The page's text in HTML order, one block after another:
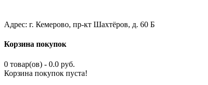
Адрес: г. Кемерово, пр-кт Шахтёров, д. 60 Б
Корзина покупок
0 товар(ов) - 0.0 руб.
Корзина покупок пуста!